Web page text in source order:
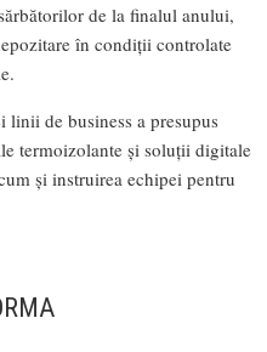
de la finalul anului,
în condiții controlate
linii de business a presupus
termoizolante și soluții digitale
și instruirea echipei pentru